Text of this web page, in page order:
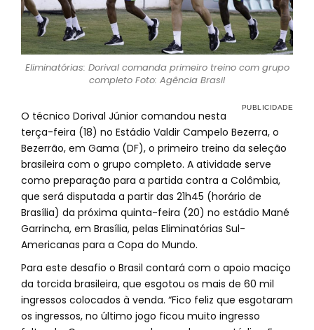
Eliminatórias: Dorival comanda primeiro treino com grupo
completo Foto: Agência Brasil
O técnico Dorival Júnior comandou nesta
terça-feira (18) no Estádio Valdir Campelo Bezerra, o
Bezerrão, em Gama (DF), o primeiro treino da seleção
brasileira com o grupo completo. A atividade serve
como preparação para a partida contra a Colômbia,
que será disputada a partir das 21h45 (horário de
Brasília) da próxima quinta-feira (20) no estádio Mané
Garrincha, em Brasília, pelas Eliminatórias Sul-
Americanas para a Copa do Mundo.
Para este desafio o Brasil contará com o apoio maciço
da torcida brasileira, que esgotou os mais de 60 mil
ingressos colocados à venda. “Fico feliz que esgotaram
os ingressos, no último jogo ficou muito ingresso